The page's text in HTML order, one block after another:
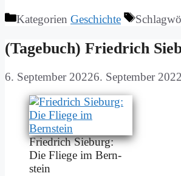
Kategorien Geschichte
(Ta­ge­buch) Fried­rich
6. September 20226. September 2022
Fried­rich Sieburg:
Die Flie­ge im Bern­
stein